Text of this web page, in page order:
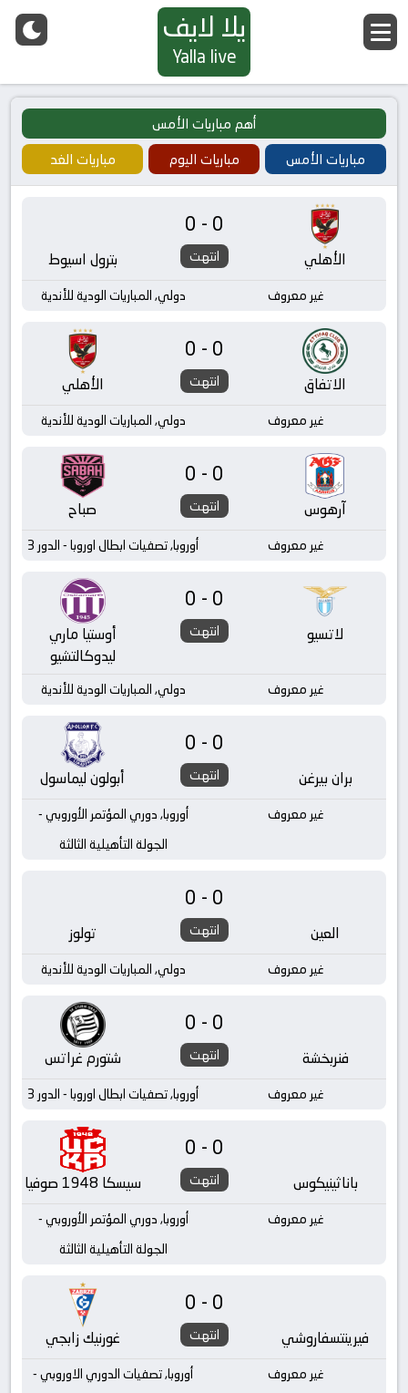
يلا لايف
Yalla live
أهم مباريات الأمس
مباريات الأمس
مباريات اليوم مباريات الغد
الأهلي
0-0
انتهت بترول اسيوط
غير معروف دولي, المباريات الودية للأندية
الاتفاق
0-0
انتهت الأهلي
غير معروف دولي, المباريات الودية للأندية
آرهوس
0-0
انتهت صباح
غير معروف أوروبا, تصفيات ابطال اوروبا - الدور 3
لاتسيو
0-0
انتهت
أوستيا ماري
ليدوكالتشيو
غير معروف دولي, المباريات الودية للأندية
بران بيرغن
0-0
انتهت أبولون ليماسول
غير معروف
أوروبا, دوري المؤتمر الأوروبي -
الجولة التأهيلية الثالثة
العين
0-0
انتهت تولوز
غير معروف دولي, المباريات الودية للأندية
فنربخشة
0-0
انتهت شتورم غراتس
غير معروف أوروبا, تصفيات ابطال اوروبا - الدور 3
باناثينيكوس
0-0
انتهت سيسكا 1948 صوفيا
غير معروف
أوروبا, دوري المؤتمر الأوروبي -
الجولة التأهيلية الثالثة
فيرينتسفاروشي
0-0
انتهت غورنيك زابجي
غير معروف
أوروبا, تصفيات الدوري الاوروبي -